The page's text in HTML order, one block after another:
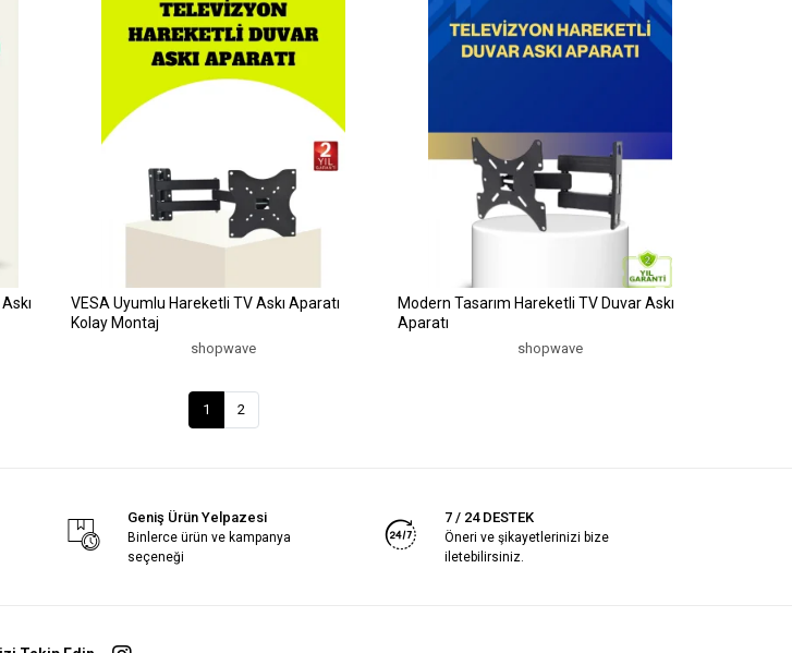
VESA Uyumlu Hareketli TV Askı Aparatı
Kolay Montaj
shopwave
Modern Tasarım Hareketli TV Duvar Askı
Aparatı
shopwave
1 2
Geniş Ürün Yelpazesi
Binlerce ürün ve kampanya
seçeneği
7 / 24 DESTEK
Öneri ve şikayetlerinizi bize
iletebilirsiniz.